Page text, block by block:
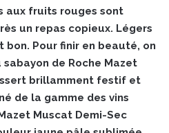
aux fruits rouges sont
un repas copieux. Légers
Pour finir en beauté, on
de Roche Mazet
brillamment festif et
de la gamme des vins
Muscat Demi-Sec